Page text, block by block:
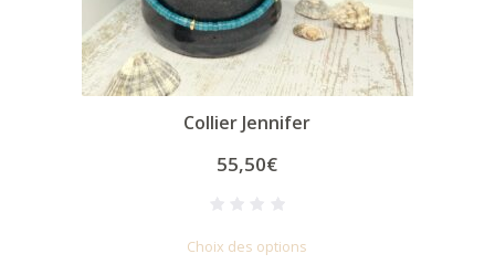
Collier Jennifer
55,50€
5.00
Choix des options